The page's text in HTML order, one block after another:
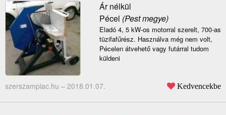
Ár nélkül
Pécel (Pest megye)
Eladó 4, 5 kW-os motorral szerelt, 700-as
tüzifafűrész. Használva még nem volt,
Pécelen átvehető vagy futárral tudom
küldeni
szerszampiac.hu – 2018.01.07. Kedvencekbe